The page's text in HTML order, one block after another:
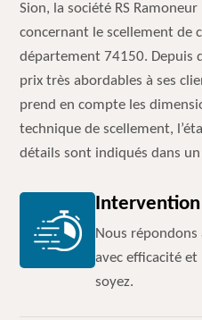
Sion, la société RS
concernant le scellement de
département 74150. Depuis
prix très abordables à ses
prend en compte les
technique de scellement,
détails sont indiqués dans un
Intervention
Nous
avec efficacité
soyez.